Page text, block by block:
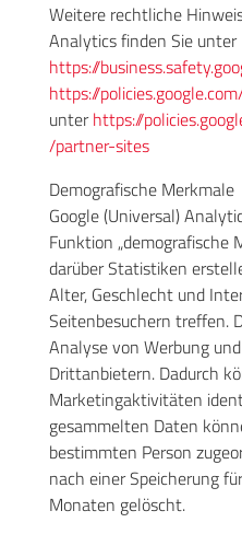
Weitere rechtliche
Analytics finden Sie unter
https://
https://policies.google.com
unterhttps://
/partner-sites
Demografische Merkmale
Google (Universal)
Funktion „demografische
darüber Statistiken
Alter, Geschlecht und
Seitenbesuchern treffen.
Analyse von Werbung
Drittanbietern. Dadurch
Marketingaktivitäten
gesammelten Daten
bestimmten Person
nach einer Speicherung
Monaten gelöscht.